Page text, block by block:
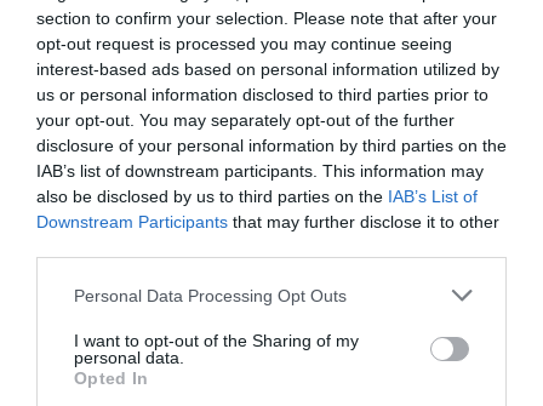
section to confirm your selection. Please note that after your
opt-out request is processed you may continue seeing
interest-based ads based on personal information utilized by
us or personal information disclosed to third parties prior to
your opt-out. You may separately opt-out of the further
disclosure of your personal information by third parties on the
IAB’s list of downstream participants. This information may
also be disclosed by us to third parties on the IAB’s List of
Downstream Participants that may further disclose it to other
Please note that this website/app uses one or more Google
not limited to your visit or usage behaviour. You may click to
grant or deny consent to Google and its third-party tags to
use your data for below specified purposes in below Google
Personal Data Processing Opt Outs
I want to opt-out of the Sharing of my
personal data.
Opted In
της Air India – Επιβάτες
χτύπησαν στην οροφή του
αεροσκάφους
Στιγμές τρόμου έζησαν οι επιβάτες πτήσης της Air
India από το Πουκέτ της Ταϊλάνδης προς το Νέο
Δελχί, όταν το αεροσκάφος βρέθηκε αντιμέτωπο με
ισχυρές αναταράξεις, με αποτέλεσμα να
τραυματιστούν συνολικά 12 άνθ...
11:50 | 05 Αυγούστου 2026 Πλανήτης